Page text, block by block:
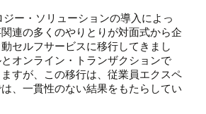
ー・ソリューションの導入によっ
連の多くのやりとりが対面式から企
セルフサービスに移行してきまし
オンライン・トランザクションで
すが、この移行は、従業員エクスペ
、一貫性のない結果をもたらしてい